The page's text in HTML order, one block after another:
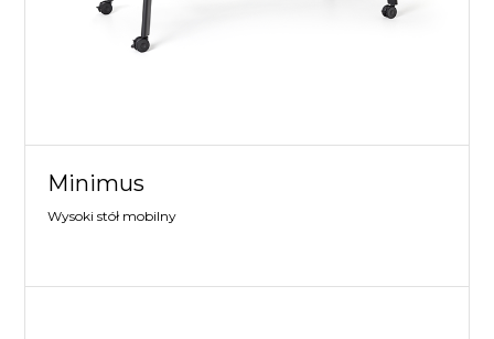
Minimus
Wysoki stół mobilny